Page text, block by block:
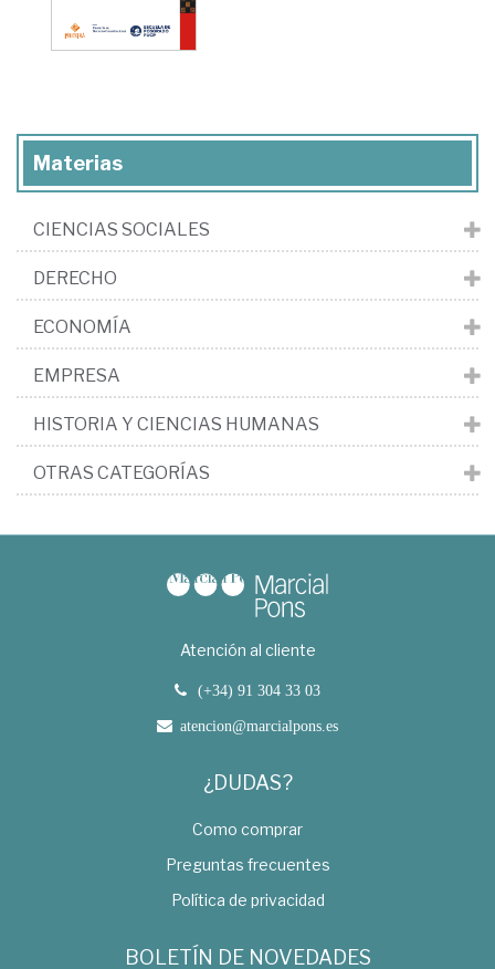
Materias
CIENCIAS SOCIALES
DERECHO
ECONOMÍA
EMPRESA
HISTORIA Y CIENCIAS HUMANAS
OTRAS CATEGORÍAS
Atención al cliente
(+34) 91 304 33 03
atencion@marcialpons.es
¿DUDAS?
Como comprar
Preguntas frecuentes
Política de privacidad
BOLETÍN DE NOVEDADES